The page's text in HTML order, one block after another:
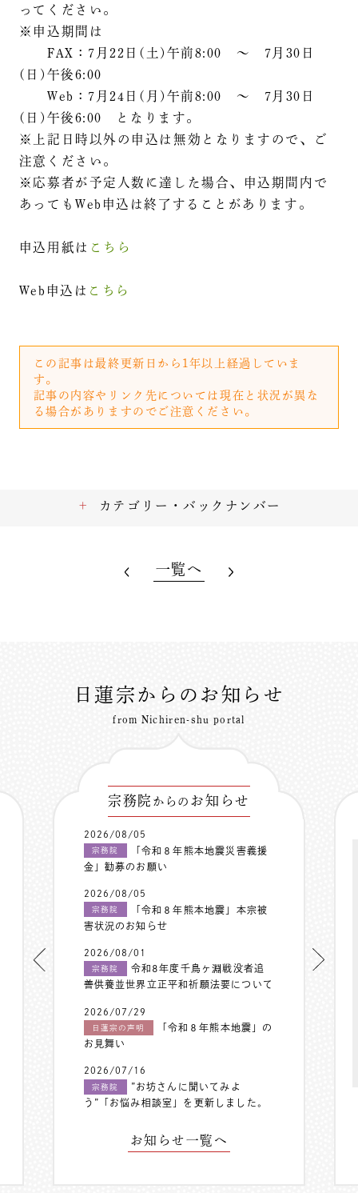
ってください。
※申込期間は
FAX：7月22日(土)午前8:00 ～ 7月30日
(日)午後6:00
Web：7月24日(月)午前8:00 ～ 7月30日
(日)午後6:00 となります。
※上記日時以外の申込は無効となりますので、ご
注意ください。
※応募者が予定人数に達した場合、申込期間内で
あってもWeb申込は終了することがあります。
申込用紙は こちら
Web申込は こちら
この記事は最終更新日から1年以上経過していま
す。
記事の内容やリンク先については現在と状況が異な
る場合がありますのでご注意ください。
カテゴリー・バックナンバー
一覧へ
日蓮宗からのお知らせ
from Nichiren-shu portal
宗務院 からの お知らせ
2026/08/05
宗務院
「令和８年熊本地震災害義援
金」勧募のお願い
2026/08/05
宗務院
「令和８年熊本地震」本宗被
害状況のお知らせ
2026/08/01
宗務院
令和8年度千鳥ヶ淵戦没者追
善供養並世界立正平和祈願法要について
2026/07/29
日蓮宗の声明
「令和８年熊本地震」の
お見舞い
2026/07/16
宗務院
”お坊さんに聞いてみよ
う”「お悩み相談室」を更新しました。
お知らせ一覧へ